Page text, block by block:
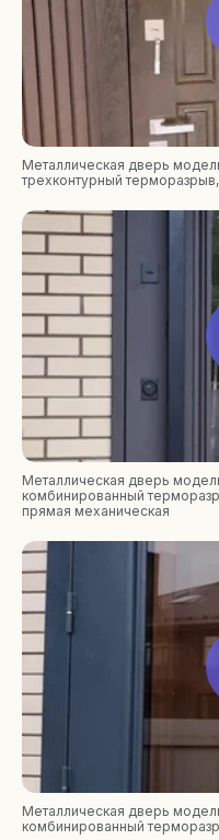
Металлическая дверь
трехконтурный терморазрыв,
Металлическая дверь
комбинированный
прямая механическая
Металлическая дверь
комбинированный